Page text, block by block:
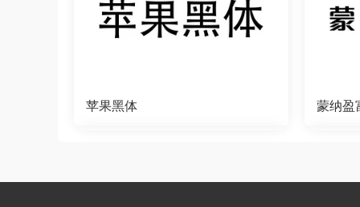
苹果黑体 蒙纳盈